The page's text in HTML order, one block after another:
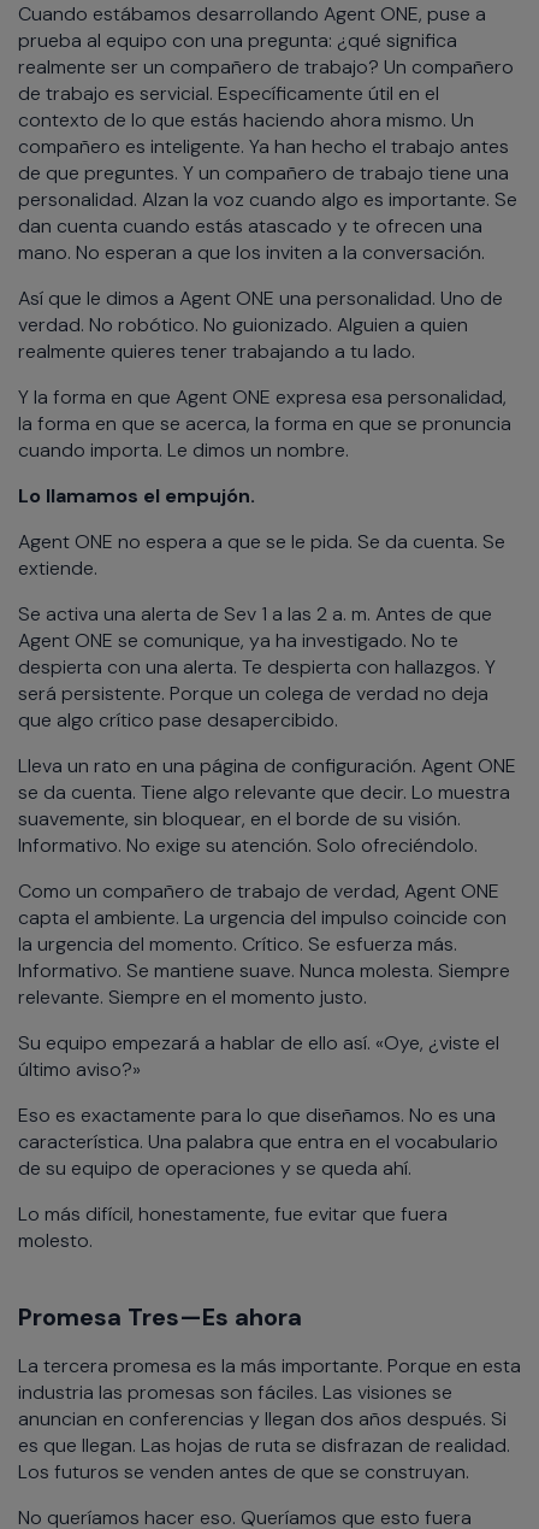
Cuando estábamos desarrollando Agent ONE, puse a
prueba al equipo con una pregunta: ¿qué significa
realmente ser un compañero de trabajo? Un compañero
de trabajo es servicial. Específicamente útil en el
contexto de lo que estás haciendo ahora mismo. Un
compañero es inteligente. Ya han hecho el trabajo antes
de que preguntes. Y un compañero de trabajo tiene una
personalidad. Alzan la voz cuando algo es importante. Se
dan cuenta cuando estás atascado y te ofrecen una
mano. No esperan a que los inviten a la conversación.
Así que le dimos a Agent ONE una personalidad. Uno de
verdad. No robótico. No guionizado. Alguien a quien
realmente quieres tener trabajando a tu lado.
Y la forma en que Agent ONE expresa esa personalidad,
la forma en que se acerca, la forma en que se pronuncia
cuando importa. Le dimos un nombre.
Lo llamamos el empujón.
Agent ONE no espera a que se le pida. Se da cuenta. Se
extiende.
Se activa una alerta de Sev 1 a las 2 a. m. Antes de que
Agent ONE se comunique, ya ha investigado. No te
despierta con una alerta. Te despierta con hallazgos. Y
será persistente. Porque un colega de verdad no deja
que algo crítico pase desapercibido.
Lleva un rato en una página de configuración. Agent ONE
se da cuenta. Tiene algo relevante que decir. Lo muestra
suavemente, sin bloquear, en el borde de su visión.
Informativo. No exige su atención. Solo ofreciéndolo.
Como un compañero de trabajo de verdad, Agent ONE
capta el ambiente. La urgencia del impulso coincide con
la urgencia del momento. Crítico. Se esfuerza más.
Informativo. Se mantiene suave. Nunca molesta. Siempre
relevante. Siempre en el momento justo.
Su equipo empezará a hablar de ello así. «Oye, ¿viste el
último aviso?»
Eso es exactamente para lo que diseñamos. No es una
característica. Una palabra que entra en el vocabulario
de su equipo de operaciones y se queda ahí.
Lo más difícil, honestamente, fue evitar que fuera
molesto.
Promesa Tres—Es ahora
La tercera promesa es la más importante. Porque en esta
industria las promesas son fáciles. Las visiones se
anuncian en conferencias y llegan dos años después. Si
es que llegan. Las hojas de ruta se disfrazan de realidad.
Los futuros se venden antes de que se construyan.
No queríamos hacer eso. Queríamos que esto fuera